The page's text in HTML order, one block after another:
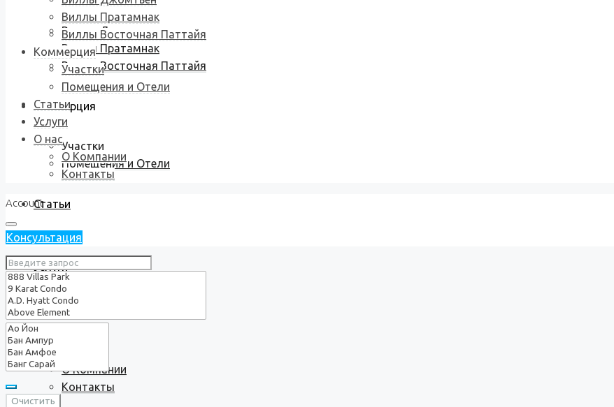
Виллы Джомтьен
Виллы Пратамнак
Виллы Восточная Паттайя
Коммерция
Участки
Помещения и Отели
Статьи
Услуги
О нас
О Компании
Контакты
Виллы Пратамнак
Виллы Восточная Паттайя
Коммерция
Участки
Помещения и Отели
Статьи
Услуги
О нас
О Компании
Контакты
Account
Консультация
Очистить